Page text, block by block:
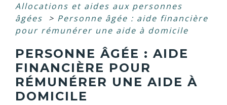
Allocations et aides aux personnes
âgées
> Personne âgée : aide financière
pour rémunérer une aide à domicile
PERSONNE ÂGÉE : AIDE
FINANCIÈRE POUR
RÉMUNÉRER UNE AIDE À
DOMICILE